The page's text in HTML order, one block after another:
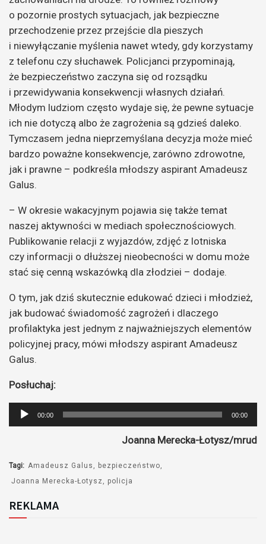
o pozornie prostych sytuacjach, jak bezpieczne
przechodzenie przez przejście dla pieszych
i niewyłączanie myślenia nawet wtedy, gdy korzystamy
z telefonu czy słuchawek. Policjanci przypominają,
że bezpieczeństwo zaczyna się od rozsądku
i przewidywania konsekwencji własnych działań.
Młodym ludziom często wydaje się, że pewne sytuacje
ich nie dotyczą albo że zagrożenia są gdzieś daleko.
Tymczasem jedna nieprzemyślana decyzja może mieć
bardzo poważne konsekwencje, zarówno zdrowotne,
jak i prawne – podkreśla młodszy aspirant Amadeusz
Galus.
– W okresie wakacyjnym pojawia się także temat
naszej aktywności w mediach społecznościowych.
Publikowanie relacji z wyjazdów, zdjęć z lotniska
czy informacji o dłuższej nieobecności w domu może
stać się cenną wskazówką dla złodziei – dodaje.
O tym, jak dziś skutecznie edukować dzieci i młodzież,
jak budować świadomość zagrożeń i dlaczego
profilaktyka jest jednym z najważniejszych elementów
policyjnej pracy, mówi młodszy aspirant Amadeusz
Galus.
Posłuchaj:
Odtwarzacz
plików
00:00 00:00
Joanna Merecka-Łotysz/mrud
Tagi: Amadeusz Galus
bezpieczeństwo
Joanna Merecka-Łotysz
policja
REKLAMA